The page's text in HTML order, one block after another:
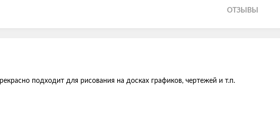
ОТЗЫВЫ
подходит для рисования на досках графиков, чертежей и т.п.